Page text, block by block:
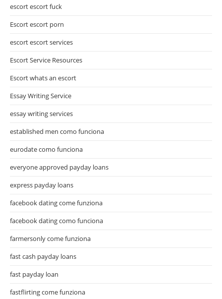
escort escort fuck
Escort escort porn
escort escort services
Escort Service Resources
Escort whats an escort
Essay Writing Service
essay writing services
established men como funciona
eurodate como funciona
everyone approved payday loans
express payday loans
facebook dating come funziona
facebook dating como funciona
farmersonly come funziona
fast cash payday loans
fast payday loan
fastflirting come funziona